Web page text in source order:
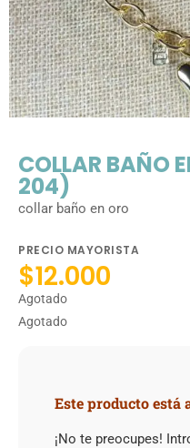
COLLAR BAÑO
204)
collar baño en oro
PRECIO MAYORISTA
$12.000
Agotado
Agotado
Este producto está
¡No te preocupes!